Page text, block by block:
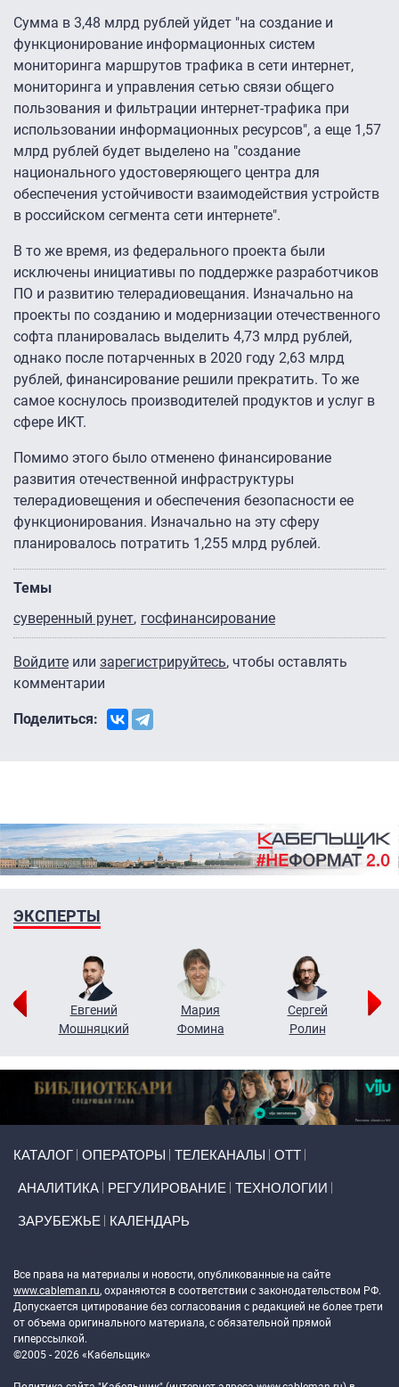
Сумма в 3,48 млрд рублей уйдет "на создание и
функционирование информационных систем
мониторинга маршрутов трафика в сети интернет,
мониторинга и управления сетью связи общего
пользования и фильтрации интернет-трафика при
использовании информационных ресурсов", а еще 1,57
млрд рублей будет выделено на "создание
национального удостоверяющего центра для
обеспечения устойчивости взаимодействия устройств
в российском сегмента сети интернете".
В то же время, из федерального проекта были
исключены инициативы по поддержке разработчиков
ПО и развитию телерадиовещания. Изначально на
проекты по созданию и модернизации отечественного
софта планировалась выделить 4,73 млрд рублей,
однако после потарченных в 2020 году 2,63 млрд
рублей, финансирование решили прекратить. То же
самое коснулось производителей продуктов и услуг в
сфере ИКТ.
Помимо этого было отменено финансирование
развития отечественной инфраструктуры
телерадиовещения и обеспечения безопасности ее
функционирования. Изначально на эту сферу
планировалось потратить 1,255 млрд рублей.
Темы
суверенный рунет госфинансирование
Войдите или зарегистрируйтесь, чтобы оставлять
комментарии
Поделиться:
ЭКСПЕРТЫ
Евгений
Мошняцкий
Мария
Фомина
Сергей
Ролин
КАТАЛОГ ОПЕРАТОРЫ ТЕЛЕКАНАЛЫ ОТТ
АНАЛИТИКА РЕГУЛИРОВАНИЕ ТЕХНОЛОГИИ
ЗАРУБЕЖЬЕ КАЛЕНДАРЬ
Все права на материалы и новости, опубликованные на сайте
www.cableman.ru, охраняются в соответствии с законодательством РФ.
Допускается цитирование без согласования с редакцией не более трети
от объема оригинального материала, с обязательной прямой
гиперссылкой.
©2005 - 2026 «Кабельщик»